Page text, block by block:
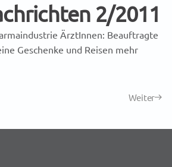
2/2011
ÄrztInnen: Beauftragte
Geschenke und Reisen mehr
Weiter